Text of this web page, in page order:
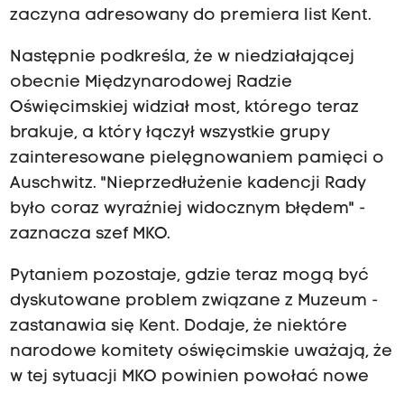
zaczyna adresowany do premiera list Kent.
Następnie podkreśla, że w niedziałającej
obecnie Międzynarodowej Radzie
Oświęcimskiej widział most, którego teraz
brakuje, a który łączył wszystkie grupy
zainteresowane pielęgnowaniem pamięci o
Auschwitz. "Nieprzedłużenie kadencji Rady
było coraz wyraźniej widocznym błędem" -
zaznacza szef MKO.
Pytaniem pozostaje, gdzie teraz mogą być
dyskutowane problem związane z Muzeum -
zastanawia się Kent. Dodaje, że niektóre
narodowe komitety oświęcimskie uważają, że
w tej sytuacji MKO powinien powołać nowe